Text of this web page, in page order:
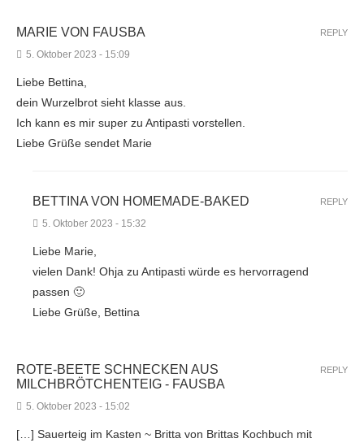
MARIE VON FAUSBA
5. Oktober 2023 - 15:09
Liebe Bettina,
dein Wurzelbrot sieht klasse aus.
Ich kann es mir super zu Antipasti vorstellen.
Liebe Grüße sendet Marie
REPLY
BETTINA VON HOMEMADE-BAKED
5. Oktober 2023 - 15:32
Liebe Marie,
vielen Dank! Ohja zu Antipasti würde es hervorragend
passen 🙂
Liebe Grüße, Bettina
REPLY
ROTE-BEETE SCHNECKEN AUS
MILCHBRÖTCHENTEIG - FAUSBA
5. Oktober 2023 - 15:02
[…] Sauerteig im Kasten ~ Britta von Brittas Kochbuch mit
REPLY